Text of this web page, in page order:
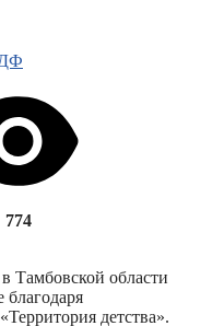
774
Тамбовской области
благодаря
детства».